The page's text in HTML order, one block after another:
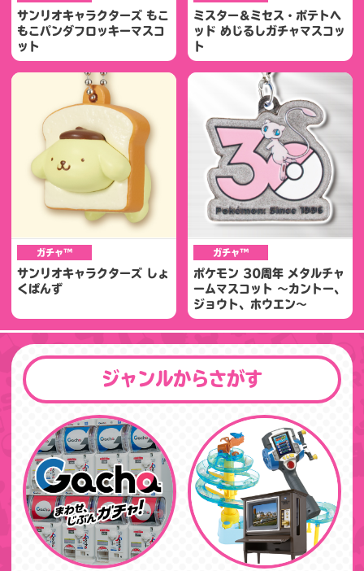
サンリオキャラクターズ もこ
もこパンダフロッキーマスコ
ット
ミスター＆ミセス・ポテトヘ
ッド めじるしガチャマスコッ
ト
ガチャ™
サンリオキャラクターズ しょ
くぱんず
ガチャ™
ポケモン 30周年 メタルチャ
ームマスコット ～カントー、
ジョウト、ホウエン～
ジャンルからさがす